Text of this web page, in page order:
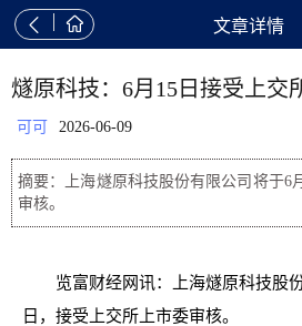
  文章详情
燧原科技：6月15日接受上交
可可 2026-06-09
摘要：上海燧原科技股份有限公司将于6
审核。
览富财经网讯：上海燧原科技股
日，接受上交所上市委审核。